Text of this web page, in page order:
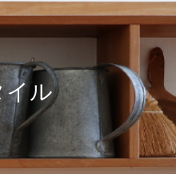
イル